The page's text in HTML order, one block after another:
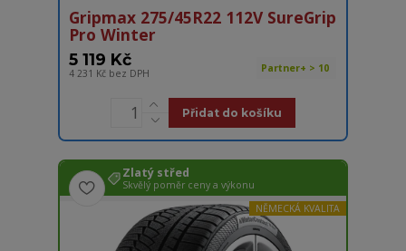
Gripmax 275/45R22 112V SureGrip
Pro Winter
5 119 Kč
4 231 Kč bez DPH Partner+ > 10
Přidat do košíku
Zlatý střed
Skvělý poměr ceny a výkonu
NĚMECKÁ KVALITA